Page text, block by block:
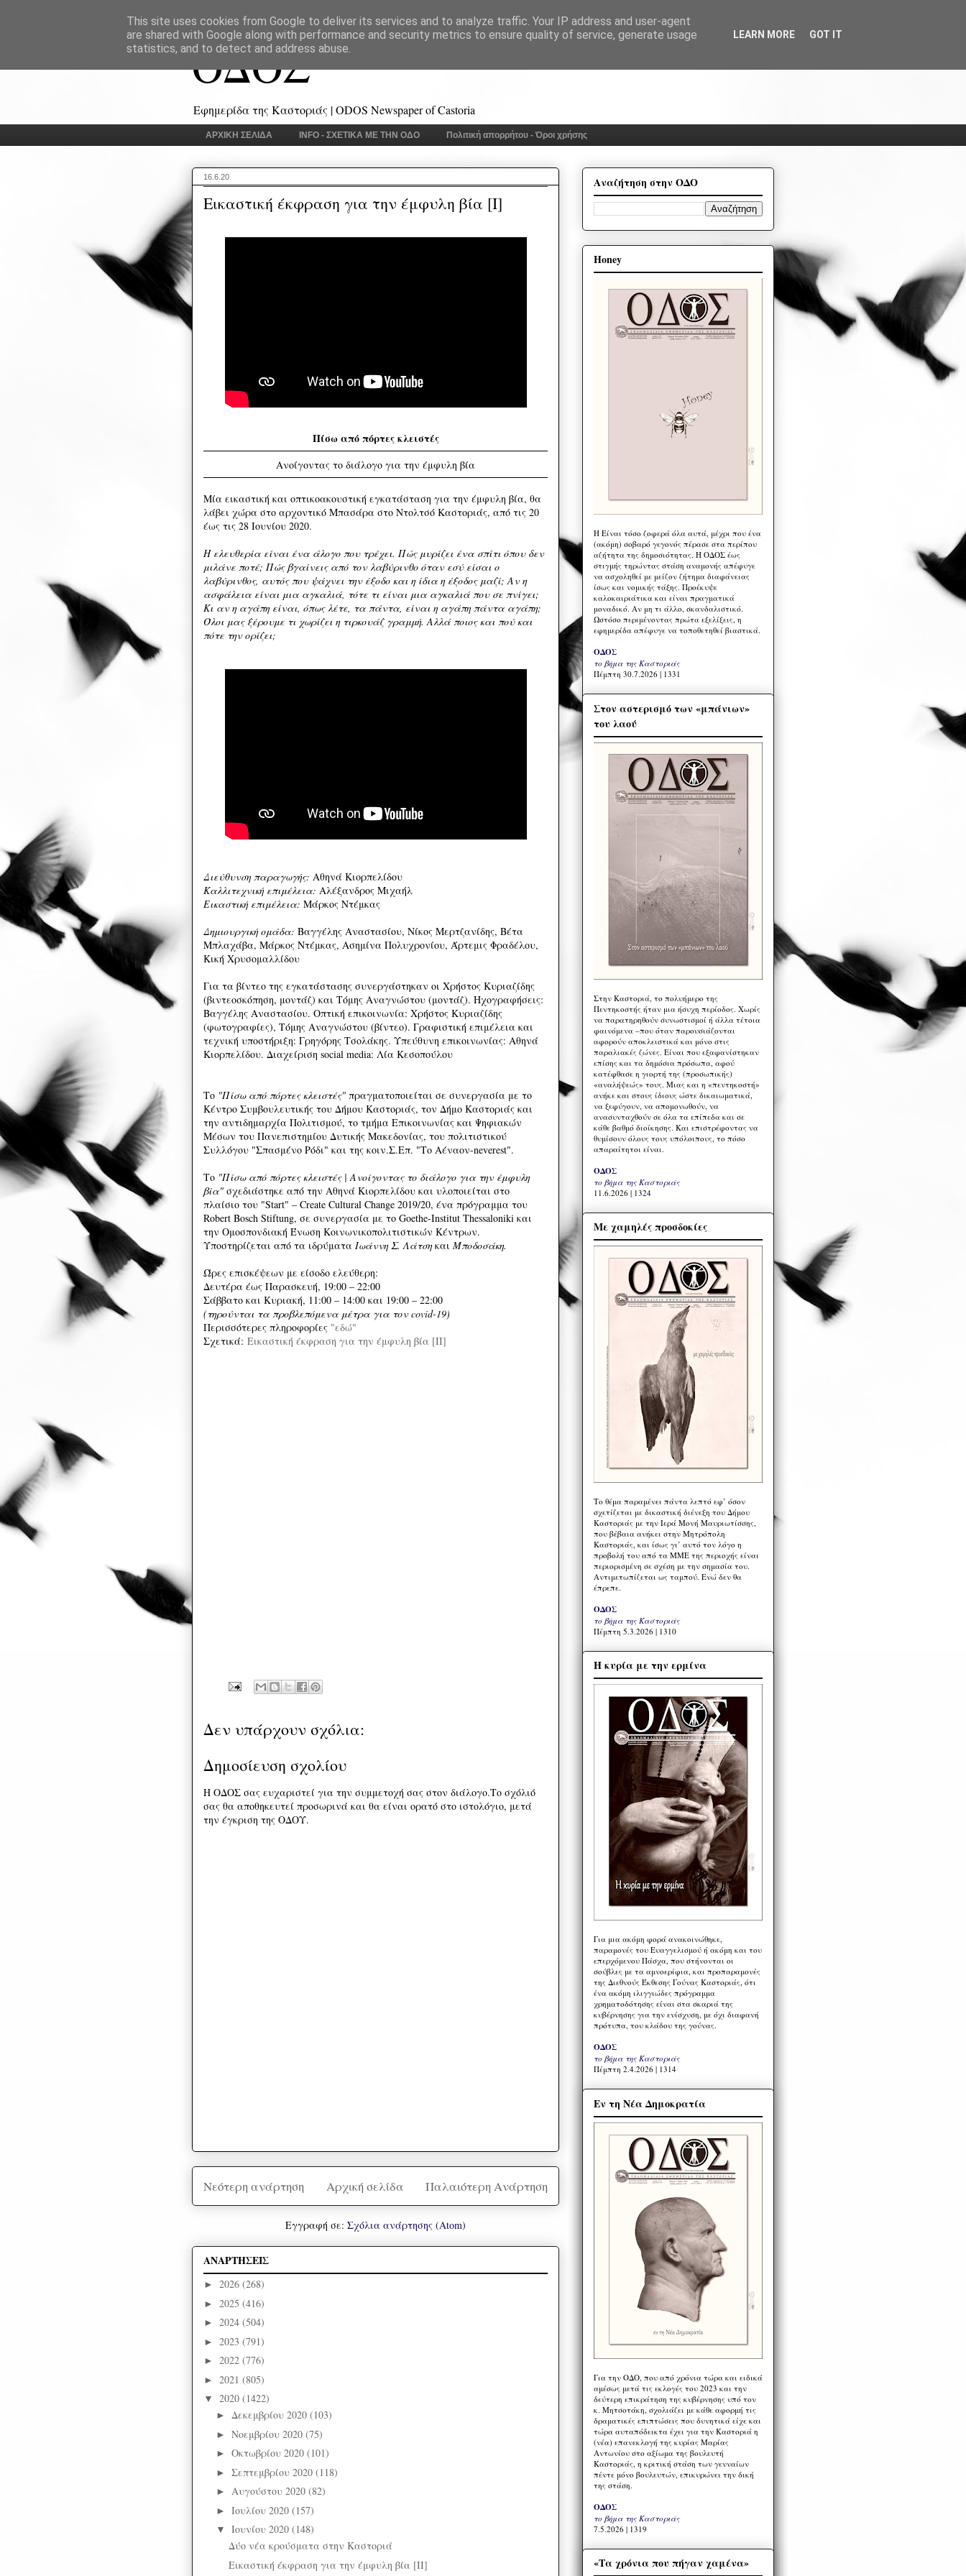
ΟΔΟΣ
Εφημερίδα της Καστοριάς | ODOS Newspaper of Castoria
ΑΡΧΙΚΗ ΣΕΛΙΔΑ INFO - ΣΧΕΤΙΚΑ ΜΕ ΤΗΝ ΟΔΟ Πολιτική απορρήτου - Όροι χρήσης
16.6.20
Εικαστική έκφραση για την έμφυλη βία [Ι]
Πίσω από πόρτες κλειστές
Ανοίγοντας το διάλογο για την έμφυλη βία
Μία εικαστική και οπτικοακουστική εγκατάσταση για την έμφυλη βία, θα
λάβει χώρα στο αρχοντικό Μπασάρα στο Ντολτσό Καστοριάς, από τις 20
έως τις 28 Ιουνίου 2020.
Η ελευθερία είναι ένα άλογο που τρέχει. Πώς μυρίζει ένα σπίτι όπου δεν
μιλάνε ποτέ; Πώς βγαίνεις από τον λαβύρινθο όταν εσύ είσαι ο
λαβύρινθος, αυτός που ψάχνει την έξοδο και η ίδια η έξοδος μαζί; Αν η
ασφάλεια είναι μια αγκαλιά, τότε τι είναι μια αγκαλιά που σε πνίγει;
Κι αν η αγάπη είναι, όπως λέτε, τα πάντα, είναι η αγάπη πάντα αγάπη;
Όλοι μας ξέρουμε τι χωρίζει η τιρκουάζ γραμμή. Αλλά ποιος και πού και
πότε την ορίζει;
Διεύθυνση παραγωγής: Αθηνά Κιορπελίδου
Καλλιτεχνική επιμέλεια: Αλέξανδρος Μιχαήλ
Εικαστική επιμέλεια: Μάρκος Ντέμκας
Δημιουργική ομάδα: Βαγγέλης Αναστασίου, Νίκος Μερτζανίδης, Βέτα
Μπλαχάβα, Μάρκος Ντέμκας, Ασημίνα Πολυχρονίου, Άρτεμις Φραδέλου,
Κική Χρυσομαλλίδου
Για τα βίντεο της εγκατάστασης συνεργάστηκαν οι Χρήστος Κυριαζίδης
(βιντεοσκόπηση, μοντάζ) και Τόμης Αναγνώστου (μοντάζ). Ηχογραφήσεις:
Βαγγέλης Αναστασίου. Οπτική επικοινωνία: Χρήστος Κυριαζίδης
(φωτογραφίες), Τόμης Αναγνώστου (βίντεο). Γραφιστική επιμέλεια και
τεχνική υποστήριξη: Γρηγόρης Τσολάκης. Υπεύθυνη επικοινωνίας: Αθηνά
Κιορπελίδου. Διαχείριση social media: Λία Κεσοπούλου
Το "Πίσω από πόρτες κλειστές" πραγματοποιείται σε συνεργασία με το
Κέντρο Συμβουλευτικής του Δήμου Καστοριάς, τον Δήμο Καστοριάς και
την αντιδημαρχία Πολιτισμού, το τμήμα Επικοινωνίας και Ψηφιακών
Μέσων του Πανεπιστημίου Δυτικής Μακεδονίας, του πολιτιστικού
Συλλόγου "Σπασμένο Ρόδι" και της κοιν.Σ.Επ. "Το Αέναον-neverest".
Το "Πίσω από πόρτες κλειστές | Ανοίγοντας το διάλογο για την έμφυλη
βία" σχεδιάστηκε από την Αθηνά Κιορπελίδου και υλοποιείται στο
πλαίσιο του "Start" – Create Cultural Change 2019/20, ένα πρόγραμμα του
Robert Bosch Stiftung, σε συνεργασία με το Goethe-Institut Thessaloniki και
την Ομοσπονδιακή Ένωση Κοινωνικοπολιτιστικών Κέντρων.
Υποστηρίζεται από τα ιδρύματα Ιωάννη Σ. Λάτση και Μποδοσάκη.
Ώρες επισκέψεων με είσοδο ελεύθερη:
Δευτέρα έως Παρασκευή, 19:00 – 22:00
Σάββατο και Κυριακή, 11:00 – 14:00 και 19:00 – 22:00
(τηρούνται τα προβλεπόμενα μέτρα για τον covid-19)
Περισσότερες πληροφορίες "εδώ"
Σχετικά: Εικαστική έκφραση για την έμφυλη βία [ΙΙ]
Δεν υπάρχουν σχόλια:
Δημοσίευση σχολίου
Η ΟΔΟΣ σας ευχαριστεί για την συμμετοχή σας στον διάλογο.Το σχόλιό
σας θα αποθηκευτεί προσωρινά και θα είναι ορατό στο ιστολόγιο, μετά
την έγκριση της ΟΔΟΥ.
Νεότερη ανάρτηση Παλαιότερη Ανάρτηση
Αρχική σελίδα
Εγγραφή σε: Σχόλια ανάρτησης (Atom)
ΑΝΑΡΤΗΣΕΙΣ
► 2026 (268)
► 2025 (416)
► 2024 (504)
► 2023 (791)
► 2022 (776)
► 2021 (805)
▼ 2020 (1422)
► Δεκεμβρίου 2020 (103)
► Νοεμβρίου 2020 (75)
► Οκτωβρίου 2020 (101)
► Σεπτεμβρίου 2020 (118)
► Αυγούστου 2020 (82)
► Ιουλίου 2020 (157)
▼ Ιουνίου 2020 (148)
Δύο νέα κρούσματα στην Καστοριά
Εικαστική έκφραση για την έμφυλη βία [ΙΙ]
Αναζήτηση στην ΟΔΟ
Honey
Η Eίναι τόσο ζοφερά όλα αυτά, μέχρι που ένα
(ακόμη) σοβαρό γεγονός πέρασε στα περίπου
αζήτητα της δημοσιότητας. Η ΟΔΟΣ έως
στιγμής τηρώντας στάση αναμονής απέφυγε
να ασχοληθεί με μείζον ζήτημα διαφάνειας
ίσως και νομικής τάξης. Προέκυψε
καλοκαιριάτικα και είναι πραγματικά
μοναδικό. Αν μη τι άλλο, σκανδαλιστικό.
Ωστόσο περιμένοντας πρώτα εξελίξεις, η
εφημερίδα απέφυγε να τοποθετηθεί βιαστικά.
ΟΔΟΣ
το βήμα της Καστοριάς
Πέμπτη 30.7.2026 | 1331
Στον αστερισμό των «μπάνιων»
του λαού
Στην Καστοριά, το πολυήμερο της
Πεντηκοστής ήταν μια ήσυχη περίοδος. Χωρίς
να παρατηρηθούν συνωστισμοί ή άλλα τέτοια
φαινόμενα –που όταν παρουσιάζονται
αφορούν αποκλειστικά και μόνο στις
παραλιακές ζώνες. Είναι που εξαφανίστηκαν
επίσης και τα δημόσια πρόσωπα, αφού
κατέφθασε η γιορτή της (προσωπικής)
«αναλήψεώς» τους. Μιας και η «πεντηκοστή»
ανήκε και στους ίδιους ώστε δικαιωματικά,
να ξεφύγουν, να απομονωθούν, να
ανασυνταχθούν σε όλα τα επίπεδα και σε
κάθε βαθμό διοίκησης. Και επιστρέφοντας να
θυμίσουν όλους τους υπόλοιπους, το πόσο
απαραίτητοι είναι.
ΟΔΟΣ
το βήμα της Καστοριάς
11.6.2026 | 1324
Με χαμηλές προσδοκίες
Το θέμα παραμένει πάντα λεπτό εφ’ όσον
σχετίζεται με δικαστική διένεξη του Δήμου
Καστοριάς με την Ιερά Μονή Μαυριωτίσσης,
που βέβαια ανήκει στην Μητρόπολη
Καστοριάς, και ίσως γι’ αυτό τον λόγο η
προβολή του από τα ΜΜΕ της περιοχής είναι
περιορισμένη σε σχέση με την σημασία του.
Αντιμετωπίζεται ως ταμπού. Ενώ δεν θα
έπρεπε.
ΟΔΟΣ
το βήμα της Καστοριάς
Πέμπτη 5.3.2026 | 1310
Η κυρία με την ερμίνα
Για μια ακόμη φορά ανακοινώθηκε,
παραμονές του Ευαγγελισμού ή ακόμη και του
επερχόμενου Πάσχα, που στήνονται οι
σούβλες με τα αμνοερίφια, και προπαραμονές
της Διεθνούς Έκθεσης Γούνας Καστοριάς, ότι
ένα ακόμη ιλιγγιώδες πρόγραμμα
χρηματοδότησης είναι στα σκαριά της
κυβέρνησης για την ενίσχυση, με όχι διαφανή
πρότυπα, του κλάδου της γούνας.
ΟΔΟΣ
το βήμα της Καστοριάς
Πέμπτη 2.4.2026 | 1314
Εν τη Νέα Δημοκρατία
Για την ΟΔΟ, που από χρόνια τώρα και ειδικά
αμέσως μετά τις εκλογές του 2023 και την
δεύτερη επικράτηση της κυβέρνησης υπό τον
κ. Μητσοτάκη, σχολιάζει με κάθε αφορμή τις
δραματικές επιπτώσεις που δυνητικά είχε και
τώρα αυταπόδεικτα έχει για την Καστοριά η
(νέα) επανεκλογή της κυρίας Μαρίας
Αντωνίου στο αξίωμα της βουλευτή
Καστοριάς, η κριτική στάση των γενναίων
πέντε μόνο βουλευτών, επικυρώνει την δική
της στάση.
ΟΔΟΣ
το βήμα της Καστοριάς
7.5.2026 | 1319
«Τα χρόνια που πήγαν χαμένα»
This site uses cookies from Google to deliver its services and to analyze traffic. Your IP address and user-agent
are shared with Google along with performance and security metrics to ensure quality of service, generate usage
statistics, and to detect and address abuse.
LEARN MORE GOT IT